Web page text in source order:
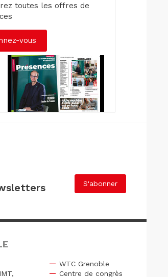
toutes les offres de
vous
S'abonner
WTC Grenoble
Centre de congrès